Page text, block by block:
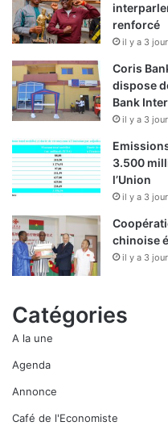
renforcé
il y a 3
Coris
dispose
Bank
il y a 3
3.500
l’Union
il y a 3
chinoise
il y a 3
Catégories
A la une
Agenda
Annonce
Café de l'Economiste